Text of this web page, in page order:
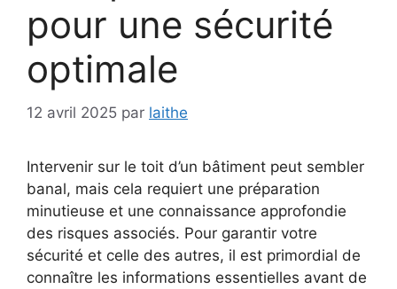
pour une sécurité
optimale
12 avril 2025 par laithe
Intervenir sur le toit d’un bâtiment peut sembler
banal, mais cela requiert une préparation
minutieuse et une connaissance approfondie
des risques associés. Pour garantir votre
sécurité et celle des autres, il est primordial de
connaître les informations essentielles avant de